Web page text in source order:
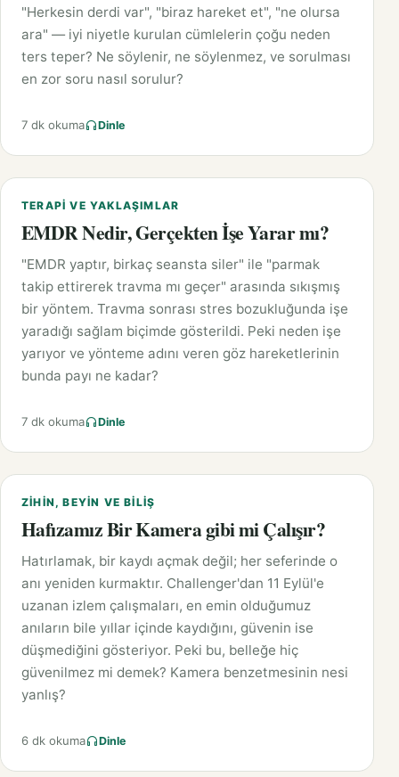
"Herkesin derdi var", "biraz hareket et", "ne olursa
ara" — iyi niyetle kurulan cümlelerin çoğu neden
ters teper? Ne söylenir, ne söylenmez, ve sorulması
en zor soru nasıl sorulur?
7 dk okuma Dinle
TERAPI VE YAKLAŞIMLAR
EMDR Nedir, Gerçekten İşe Yarar mı?
"EMDR yaptır, birkaç seansta siler" ile "parmak
takip ettirerek travma mı geçer" arasında sıkışmış
bir yöntem. Travma sonrası stres bozukluğunda işe
yaradığı sağlam biçimde gösterildi. Peki neden işe
yarıyor ve yönteme adını veren göz hareketlerinin
bunda payı ne kadar?
7 dk okuma Dinle
ZIHIN, BEYIN VE BILIŞ
Hafızamız Bir Kamera gibi mi Çalışır?
Hatırlamak, bir kaydı açmak değil; her seferinde o
anı yeniden kurmaktır. Challenger'dan 11 Eylül'e
uzanan izlem çalışmaları, en emin olduğumuz
anıların bile yıllar içinde kaydığını, güvenin ise
düşmediğini gösteriyor. Peki bu, belleğe hiç
güvenilmez mi demek? Kamera benzetmesinin nesi
yanlış?
6 dk okuma Dinle